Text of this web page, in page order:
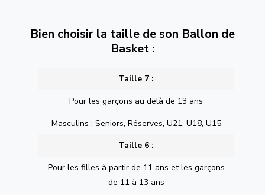
Bien choisir la taille de son Ballon de
Basket :
Taille 7 :
Pour les garçons au delà de 13 ans
Masculins : Seniors, Réserves, U21, U18, U15
Taille 6 :
Pour les filles à partir de 11 ans et les garçons
de 11 à 13 ans